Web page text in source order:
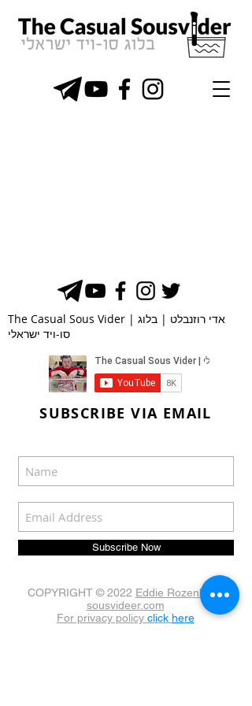
The Casual Sous Vider | אדי רוזנבלט | בלוג
סו-ויד ישראלי
SUBSCRIBE VIA EMAIL
Subscribe Now
COPYRIGHT © 2022 Eddie Rozenblat |
sousvideer.com
For privacy policy click here